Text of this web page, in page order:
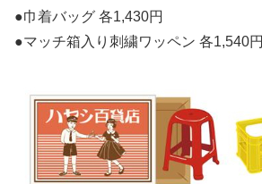
●巾着バッグ 各1,430円
●マッチ箱入り刺繍ワッペン 各1,540円